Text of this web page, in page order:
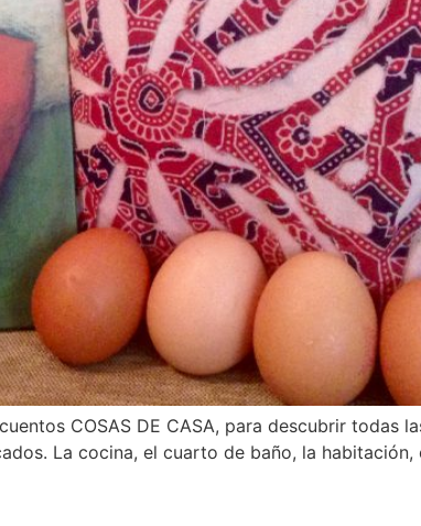
COSAS DE CASA, para descubrir todas
La cocina, el cuarto de baño, la